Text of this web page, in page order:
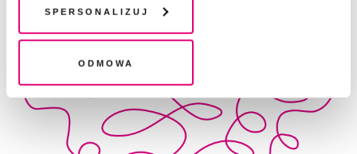
plików cookie". Wycofanie zgody nie wpływa na
legalność przetwarzania danych przed jej wycofaniem
Spersonalizuj
Odmowa